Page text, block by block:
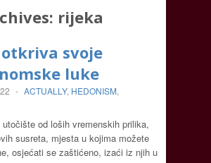
rijeka
svoje
luke
- ACTUALLY, HEDONISM,
utočište od loših vremenskih prilika,
susreta, mjesta u kojima možete
osjećati se zaštićeno, izaći iz njih u